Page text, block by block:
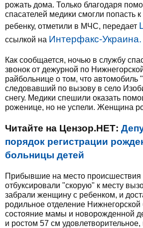
рожать дома. Только благодаря
спасателей медики смогли попасть
ребенку, отметили в МЧС, передает
ссылкой на Интерфакс-Украина.
Как сообщается, ночью в службу
звонок от дежурной по
райбольнице о том, что автомобиль
следовавший по вызову в село
снегу. Медики спешили оказать
роженице, но не успели. Женщина
Читайте на Цензор.НЕТ:
порядок регистрации
больницы детей
Прибывшие на место
отбуксировали "скорую" к месту
забрали женщину с ребенком, и
родильное отделение
состояние мамы и новорожденной
и ростом 57 см